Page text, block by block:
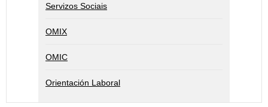
Servizos Sociais
OMIX
OMIC
Orientación Laboral